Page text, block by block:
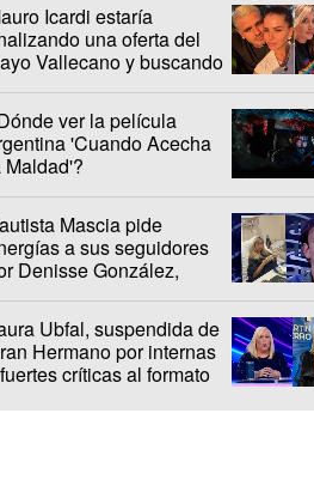
Icardi estaría
una oferta del
Vallecano y buscando
ver la película
'Cuando Acecha
Maldad'?
Mascia pide
a sus seguidores
Denisse González,
Ubfal, suspendida de
Hermano por internas
críticas al formato